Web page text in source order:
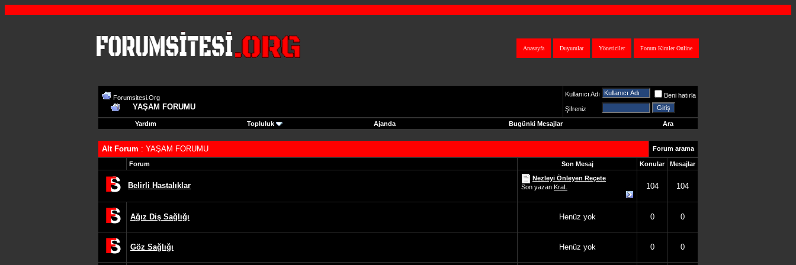
Forum Kimler Online
Yöneticiler
Duyurular
Anasayfa
Forumsitesi.Org
YAŞAM FORUMU
Kullanıcı Adı
Beni hatırla
Şifreniz
Yardım Topluluk Ajanda Bugünki Mesajlar Ara
Alt Forum : YAŞAM FORUMU Forum arama
Forum Son Mesaj Konular Mesajlar
Belirli Hastalıklar
Nezleyi Önleyen Reçete
Son yazan KraL 104 104
Ağız Diş Sağlığı Henüz yok 0 0
Göz Sağlığı Henüz yok 0 0